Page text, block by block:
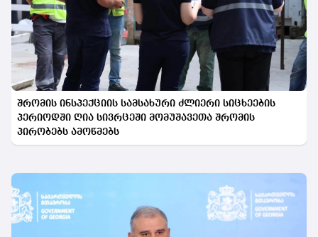
შრომის ინსპექციის სამსახური ძლიერი სიცხეების
პერიოდში ღია სივრცეში მომუშავეთა შრომის
პირობებს ამოწმებს